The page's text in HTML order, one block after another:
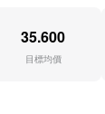
35.600
目標均價